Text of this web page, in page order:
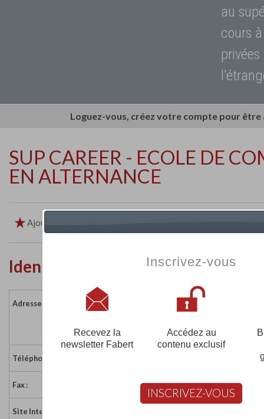
au
cours
Loguez-vous, créez votre compte pour
SUP CAREER - ECOLE DE
EN ALTERNANCE
Ajouter aux favoris
Identité de l'établissement
Adresse :
France
Téléphone :
Fax : 01 42 05 63 61
Site Internet :
Inscrivez-vous
Recevez la
newsletter Fabert
Accédez au
contenu exclusif
INSCRIVEZ-VOUS